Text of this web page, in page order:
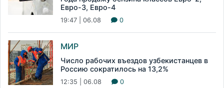
Евро-3, Евро-4
19:47 | 06.08 0
МИР
Число рабочих въездов узбекистанцев в
Россию сократилось на 13,2%
12:35 | 06.08 0